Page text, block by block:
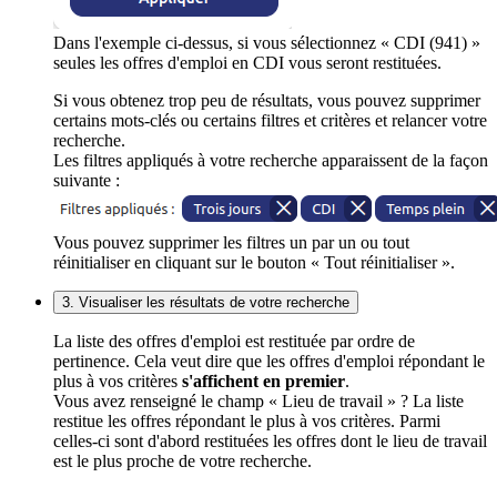
Dans l'exemple ci-dessus, si vous sélectionnez « CDI (941) »
seules les offres d'emploi en CDI vous seront restituées.
Si vous obtenez trop peu de résultats, vous pouvez supprimer
certains mots-clés ou certains filtres et critères et relancer votre
recherche.
Les filtres appliqués à votre recherche apparaissent de la façon
suivante :
Vous pouvez supprimer les filtres un par un ou tout
réinitialiser en cliquant sur le bouton « Tout réinitialiser ».
3. Visualiser les résultats de votre recherche
La liste des offres d'emploi est restituée par ordre de
pertinence. Cela veut dire que les offres d'emploi répondant le
plus à vos critères s'affichent en premier.
Vous avez renseigné le champ « Lieu de travail » ? La liste
restitue les offres répondant le plus à vos critères. Parmi
celles-ci sont d'abord restituées les offres dont le lieu de travail
est le plus proche de votre recherche.